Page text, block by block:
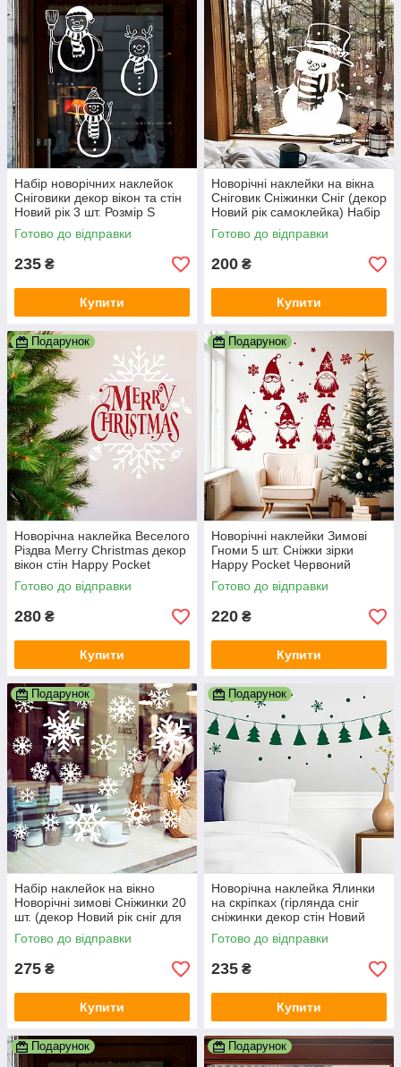
Набір новорічних наклейок
Сніговики декор вікон та стін
Новий рік 3 шт. Розмір S
матовий Білий
Готово до відправки
235 ₴
Купити
Новорічні наклейки на вікна
Сніговик Сніжинки Сніг (декор
Новий рік самоклейка) Набір
S 37х47 см матова Білий
Готово до відправки
200 ₴
Купити
Подарунок
Новорічна наклейка Веселого
Різдва Merry Christmas декор
вікон стін Happy Pocket
Червоний матова 38х48см
Готово до відправки
280 ₴
Купити
Подарунок
Новорічні наклейки Зимові
Гноми 5 шт. Сніжки зірки
Happy Pocket Червоний
матовий Набір S
Готово до відправки
220 ₴
Купити
Подарунок
Набір наклейок на вікно
Новорічні зимові Сніжинки 20
шт. (декор Новий рік сніг для
вітрин) матова Білий
Готово до відправки
275 ₴
Купити
Подарунок
Новорічна наклейка Ялинки
на скріпках (гірлянда сніг
сніжинки декор стін Новий
рік) 80х15 см матова
Зелений
Готово до відправки
235 ₴
Купити
Подарунок Подарунок